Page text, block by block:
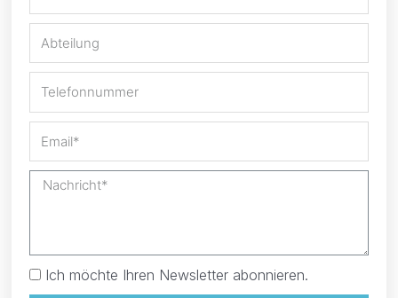
Ich möchte Ihren Newsletter abonnieren.